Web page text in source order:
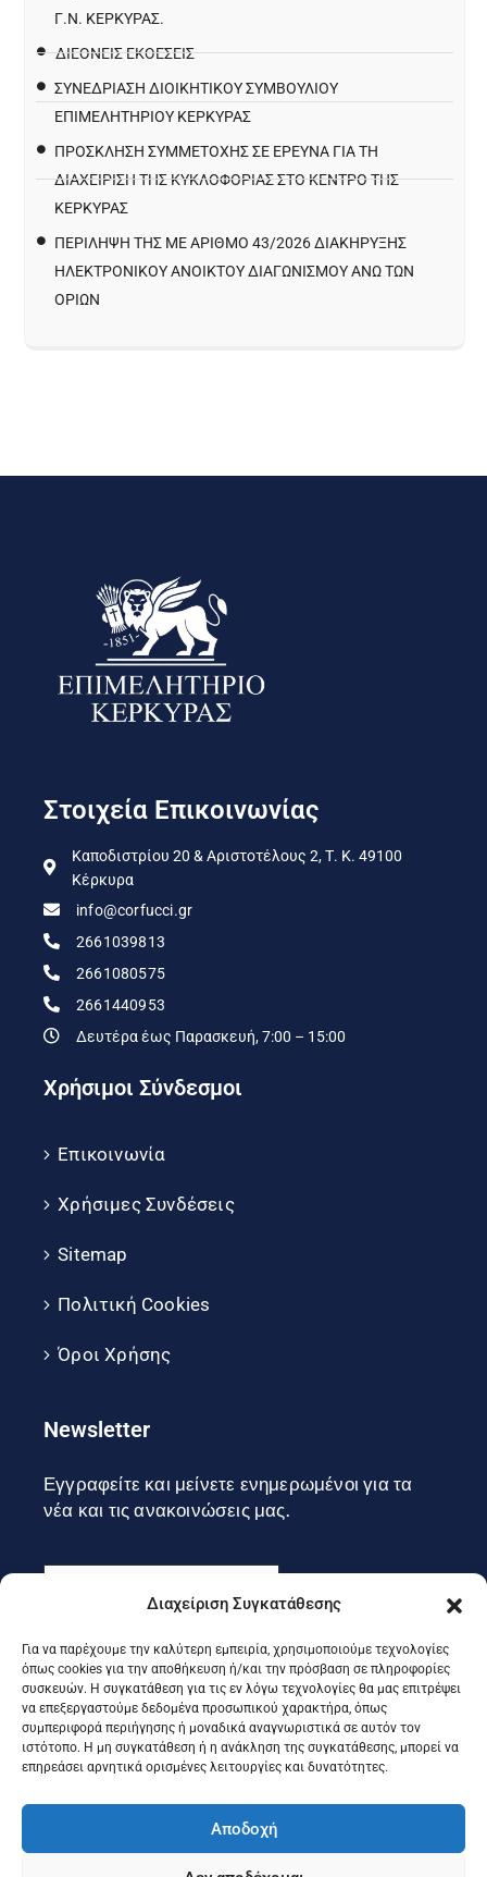
Διαχείριση Συγκατάθεσης
Για να παρέχουμε την καλύτερη εμπειρία, χρησιμοποιούμε τεχνολογίες
όπως cookies για την αποθήκευση ή/και την πρόσβαση σε πληροφορίες
συσκευών. Η συγκατάθεση για τις εν λόγω τεχνολογίες θα μας επιτρέψει
να επεξεργαστούμε δεδομένα προσωπικού χαρακτήρα, όπως
συμπεριφορά περιήγησης ή μοναδικά αναγνωριστικά σε αυτόν τον
ιστότοπο. Η μη συγκατάθεση ή η ανάκληση της συγκατάθεσης, μπορεί να
επηρεάσει αρνητικά ορισμένες λειτουργίες και δυνατότητες.
Αποδοχή
Γ.Ν. ΚΈΡΚΥΡΑΣ.
ΔΙΕΘΝΕΙΣ ΕΚΘΕΣΕΙΣ
ΣΥΝΕΔΡΙΑΣΗ ΔΙΟΙΚΗΤΙΚΟΥ ΣΥΜΒΟΥΛΙΟΥ
ΕΠΙΜΕΛΗΤΗΡΙΟΥ ΚΕΡΚΥΡΑΣ
ΠΡΌΣΚΛΗΣΗ ΣΥΜΜΕΤΟΧΉΣ ΣΕ ΈΡΕΥΝΑ ΓΙΑ ΤΗ
ΔΙΑΧΕΊΡΙΣΗ ΤΗΣ ΚΥΚΛΟΦΟΡΊΑΣ ΣΤΟ ΚΈΝΤΡΟ ΤΗΣ
ΚΈΡΚΥΡΑΣ
ΠΕΡΙΛΗΨΗ ΤΗΣ ΜΕ ΑΡΙΘΜΟ 43/2026 ΔΙΑΚΗΡΥΞΗΣ
ΗΛΕΚΤΡΟΝΙΚΟΥ ΑΝΟΙΚΤΟΥ ΔΙΑΓΩΝΙΣΜΟΥ ΑΝΩ ΤΩΝ
ΟΡΙΩΝ
Στοιχεία Επικοινωνίας
Καποδιστρίου 20 & Αριστοτέλους 2, Τ. Κ. 49100
Κέρκυρα
info@corfucci.gr
2661039813
2661080575
2661440953
Δευτέρα έως Παρασκευή, 7:00 – 15:00
Χρήσιμοι Σύνδεσμοι
Επικοινωνία
Χρήσιμες Συνδέσεις
Sitemap
Πολιτική Cookies
Όροι Χρήσης
Newsletter
Εγγραφείτε και μείνετε ενημερωμένοι για τα
νέα και τις ανακοινώσεις μας.
Εγγραφή
Ακολουθήστε μας στα social